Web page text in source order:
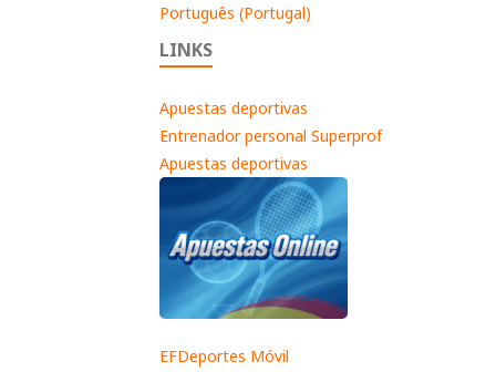
Português (Portugal)
LINKS
Apuestas deportivas
Entrenador personal Superprof
Apuestas deportivas
EFDeportes Móvil